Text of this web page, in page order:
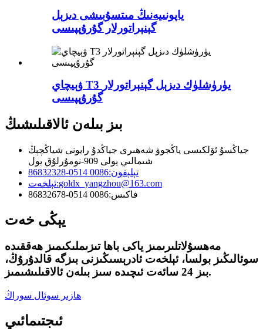
ياپونىيەنىڭ مىتسۇبىشى دىزېل
گېنېراتورلار گۇرۇپپىسى
ۋېيچاي T3 يۈرۈشلۈك دىزېل گېنېراتورلار
گۇرۇپپىسى
بىز بىلەن ئالاقىلىشىڭ
جياڭسۇ ئۆلكىسى ياڭجوۋ شەھىرى جياڭدۇ رايونى شياڭچېڭ
شىمالىي يولى 909-نومۇرلۇق يول
تېلېفون:0086 0514-86832328
ئېلخەت:goldx_yangzhou@163.com
فاكىس:0086 0514-86832678
يېڭى خەت
مەھسۇلاتلىرىمىز ياكى باھا تىزىملىكىمىز ھەققىدە
سوئالىڭىز بولسا، ئېلخەت ئادرېسىڭىزنى بىزگە قالدۇرۇڭ،
بىز 24 سائەت ئىچىدە سىز بىلەن ئالاقىلىشىمىز.
ھازىر سوئال سوراڭ
ئىجتىمائىي